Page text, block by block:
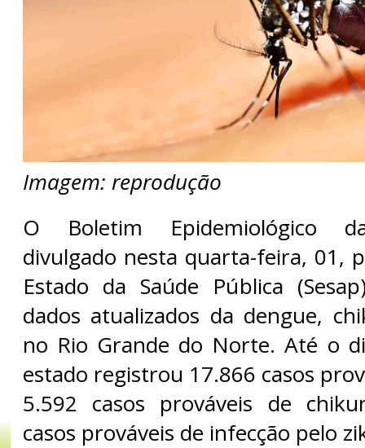
Imagem: reprodução
O Boletim Epidemiológico
divulgado nesta quarta-feira, 01,
Estado da Saúde Pública
dados atualizados da dengue,
no Rio Grande do Norte. Até o
estado registrou 17.866 casos
5.592 casos prováveis de
casos prováveis de infecção pelo